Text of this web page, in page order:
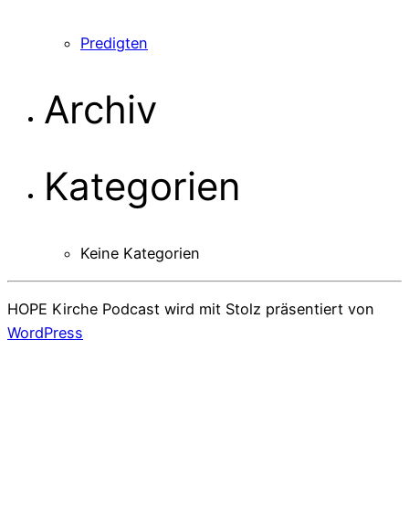
Predigten
Archiv
Kategorien
Keine Kategorien
HOPE Kirche Podcast wird mit Stolz präsentiert von
WordPress